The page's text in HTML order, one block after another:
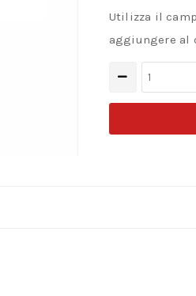
Utilizza il
aggiungere al
Utensili